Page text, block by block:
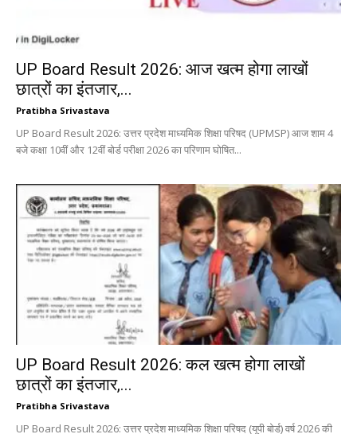
UP Board Result 2026: आज खत्म होगा लाखों
छात्रों का इंतजार,...
Pratibha Srivastava
UP Board Result 2026: उत्तर प्रदेश माध्यमिक शिक्षा परिषद (UPMSP) आज शाम 4
बजे कक्षा 10वीं और 12वीं बोर्ड परीक्षा 2026 का परिणाम घोषित...
UP Board Result 2026: कल खत्म होगा लाखों
छात्रों का इंतजार,...
Pratibha Srivastava
UP Board Result 2026: उत्तर प्रदेश माध्यमिक शिक्षा परिषद (यूपी बोर्ड) वर्ष 2026 की